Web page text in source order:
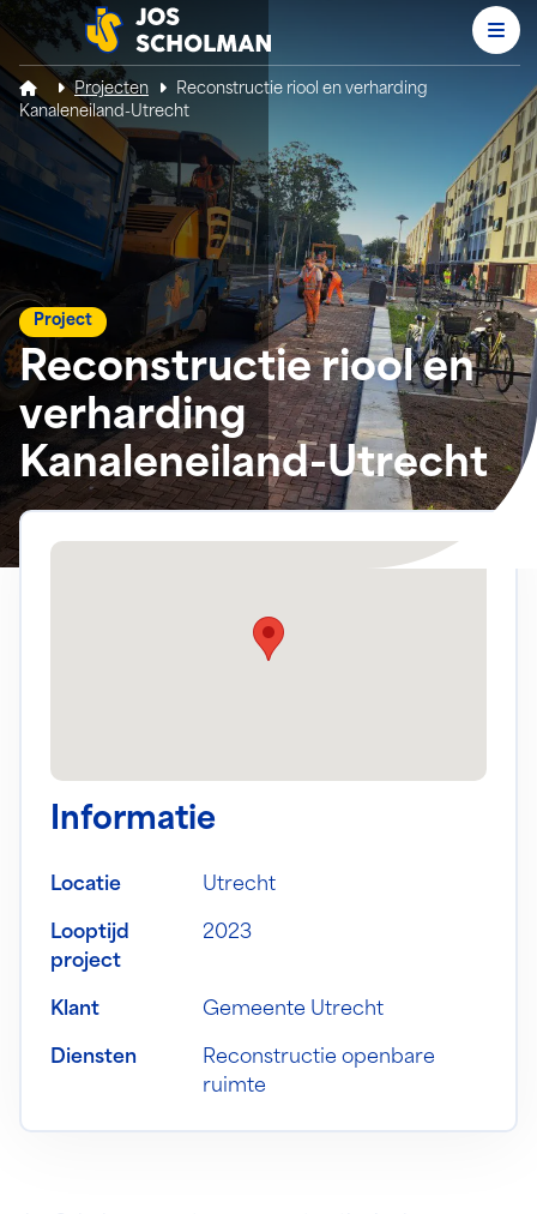
Jos Scholman
Projecten
Reconstructie riool en verharding
Kanaleneiland-Utrecht
Reconstructie riool en
verharding
Kanaleneiland-Utrecht
Project
Informatie
Locatie Utrecht
Looptijd
project
2023
Klant Gemeente Utrecht
Diensten
Reconstructie openbare
ruimte